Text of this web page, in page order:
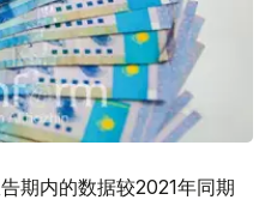
期内的数据较2021年同期